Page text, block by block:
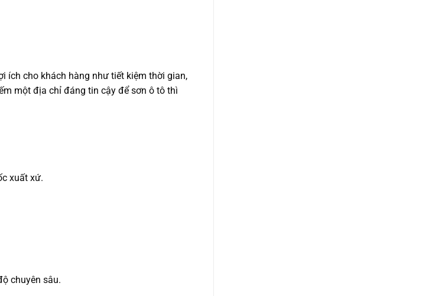
ích cho khách hàng như tiết kiệm thời gian,
một địa chỉ đáng tin cậy để sơn ô tô thì
xuất xứ.
chuyên sâu.